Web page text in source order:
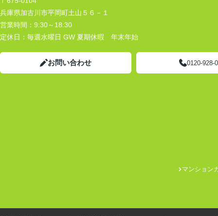
兵庫県加古川市平岡町土山５６－１
営業時間： 9:30～18:30
定休日： 毎週水曜日 GW 夏期休暇 年末年始
お問い合わせ 0120-928-
マンション